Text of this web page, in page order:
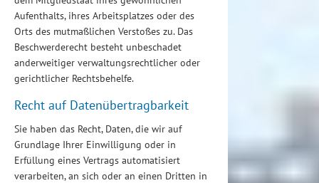
Aufenthalts, ihres Arbeitsplatzes oder des
Orts des mutmaßlichen Verstoßes zu. Das
Beschwerderecht besteht unbeschadet
anderweitiger verwaltungsrechtlicher oder
gerichtlicher Rechtsbehelfe.
Recht auf Daten­übertrag­barkeit
Sie haben das Recht, Daten, die wir auf
Grundlage Ihrer Einwilligung oder in
Erfüllung eines Vertrags automatisiert
verarbeiten, an sich oder an einen Dritten in